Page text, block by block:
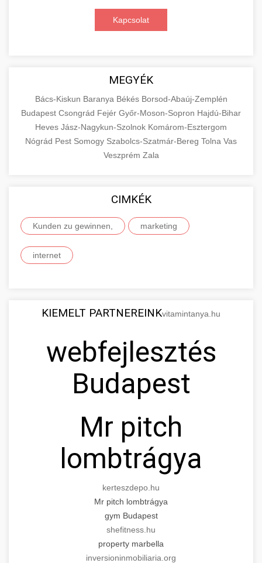
Kapcsolat
MEGYÉK
Bács-Kiskun Baranya Békés Borsod-Abaúj-Zemplén
Budapest Csongrád Fejér Győr-Moson-Sopron Hajdú-Bihar
Heves Jász-Nagykun-Szolnok Komárom-Esztergom
Nógrád Pest Somogy Szabolcs-Szatmár-Bereg Tolna Vas
Veszprém Zala
CIMKÉK
Kunden zu gewinnen, marketing
internet
KIEMELT PARTNEREINKvitamintanya.hu
webfejlesztés
Budapest
Mr pitch
lombtrágya
kerteszdepo.hu
Mr pitch lombtrágya
gym Budapest
shefitness.hu
property marbella
inversioninmobiliaria.org